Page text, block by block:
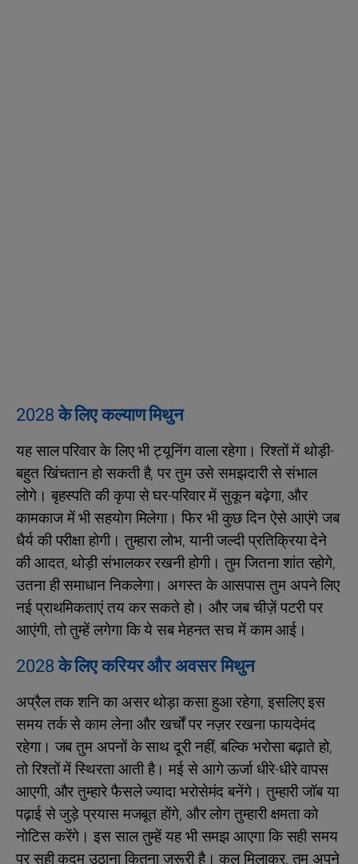
2028 के लिए कल्याण मिथुन
यह साल परिवार के लिए भी ट्यूनिंग वाला रहेगा। रिश्तों में थोड़ी-
बहुत खिंचतान हो सकती है, पर तुम उसे समझदारी से संभाल
लोगे। बृहस्पति की कृपा से घर-परिवार में सुकून बढ़ेगा, और
कामकाज में भी सहयोग मिलेगा। फिर भी कुछ दिन ऐसे आएंगे जब
धैर्य की परीक्षा होगी। तुम्हारा लोभ, यानी जल्दी प्रतिक्रिया देने
की आदत, थोड़ी संभालकर रखनी होगी। तुम जितना शांत रहोगे,
उतना ही समाधान निकलेगा। अगस्त के आसपास तुम अपने लिए
नई प्राथमिकताएं तय कर सकते हो। और जब चीज़ें पटरी पर
आएंगी, तो तुम्हें लगेगा कि ये सब मेहनत सच में काम आई।
2028 के लिए करियर और अवसर मिथुन
अप्रैल तक शनि का असर थोड़ा कसा हुआ रहेगा, इसलिए इस
समय तर्क से काम लेना और खर्चों पर नज़र रखना फायदेमंद
रहेगा। जब तुम अपनों के साथ दूरी नहीं, बल्कि भरोसा बढ़ाते हो,
तो रिश्तों में स्थिरता आती है। मई से आगे ऊर्जा धीरे-धीरे वापस
आएगी, और तुम्हारे फैसले ज्यादा भरोसेमंद बनेंगे। तुम्हारी जॉब या
पढ़ाई से जुड़े प्रयास मजबूत होंगे, और लोग तुम्हारी क्षमता को
नोटिस करेंगे। इस साल तुम्हें यह भी समझ आएगा कि सही समय
पर सही कदम उठाना कितना ज़रूरी है। कुल मिलाकर, तुम अपने